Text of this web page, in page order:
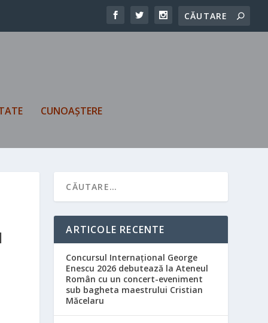
CUNOAȘTERE
ARTICOLE RECENTE
Concursul Internațional George
Enescu 2026 debutează la Ateneul
Român cu un concert-eveniment
sub bagheta maestrului Cristian
Măcelaru